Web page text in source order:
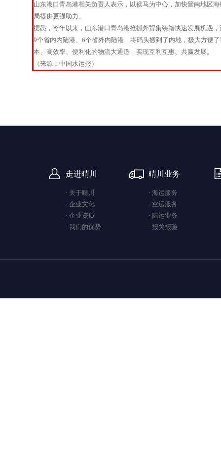
山东港口青岛港相关负责人表示，以侯马为中心，加快晋南地区
局提供更强助力。
据悉，今年以来，山东港口青岛港抢抓外贸集装箱快速发展机遇
9个省内内陆港、6个省外内陆港，将码头搬到了内地，极大方便
本、高效率、便利化的物流大通道，实现互利互惠、共赢发展。
（来源：中国水运报）
走进晴川
· 关于晴川
· 企业文化
· 企业资质
· 我们的优势
晴川业务
· 海运服务
· 空运服务
· 陆运业务
· 报关报验